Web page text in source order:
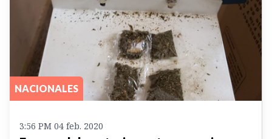
NACIONALES
3:56 PM 04 feb. 2020